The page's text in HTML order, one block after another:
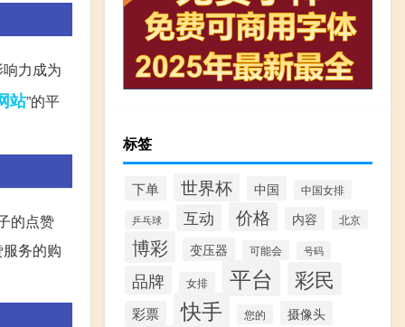
力成为
站”的平
的点赞
务的购
标签
下单 世界杯 中国 中国女排
乒乓球 互动 价格 内容 北京
博彩 变压器 可能会 号码
品牌 女排 平台 彩民
彩票 快手 您的 摄像头